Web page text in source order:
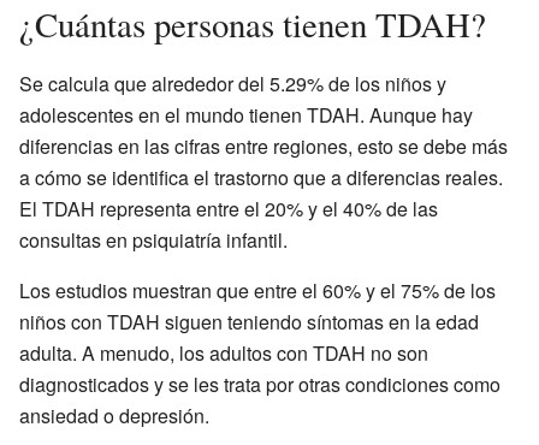
¿Cuántas personas tienen TDAH?
Se calcula que alrededor del 5.29% de los niños y
adolescentes en el mundo tienen TDAH. Aunque hay
diferencias en las cifras entre regiones, esto se debe más
a cómo se identifica el trastorno que a diferencias reales.
El TDAH representa entre el 20% y el 40% de las
consultas en psiquiatría infantil.
Los estudios muestran que entre el 60% y el 75% de los
niños con TDAH siguen teniendo síntomas en la edad
adulta. A menudo, los adultos con TDAH no son
diagnosticados y se les trata por otras condiciones como
ansiedad o depresión.